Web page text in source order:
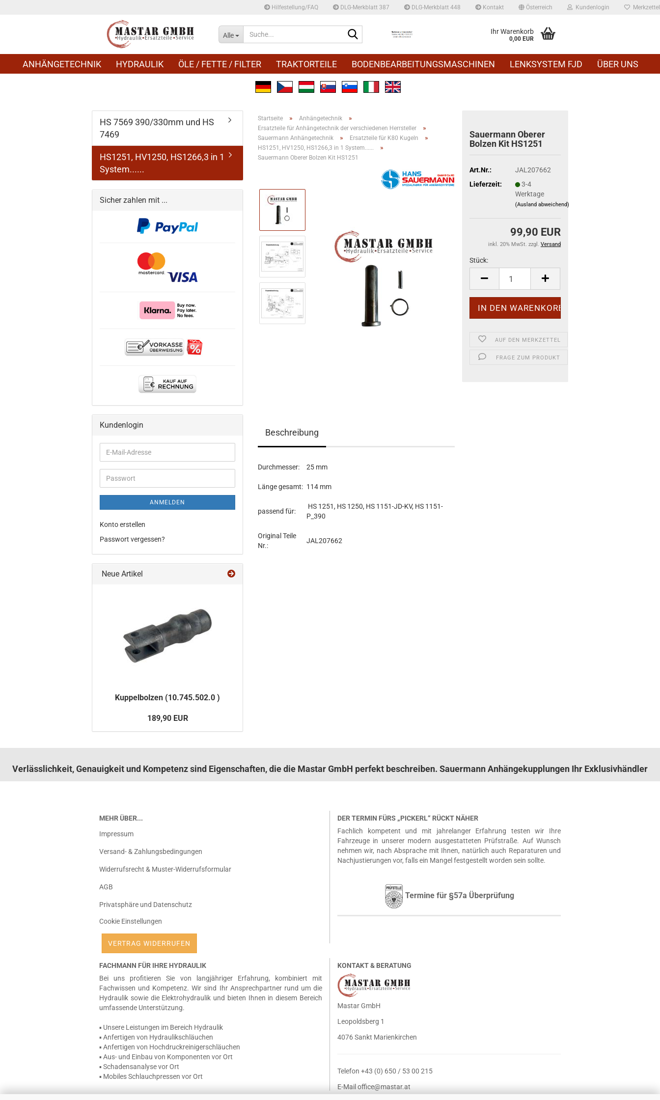
Hilfestellung/FAQ DLG-Merkblatt 387 DLG-Merkblatt 448 Kontakt Österreich Kundenlogin Merkzettel
Alle Ihr Warenkorb
0,00 EUR
ANHÄNGETECHNIK HYDRAULIK ÖLE / FETTE / FILTER TRAKTORTEILE BODENBEARBEITUNGSMASCHINEN LENKSYSTEM FJD ÜBER UNS
Startseite » Anhängetechnik »
Ersatzteile für Anhängetechnik der verschiedenen Herrsteller »
Sauermann Anhängetechnik » Ersatzteile für K80 Kugeln »
HS1251, HV1250, HS1266,3 in 1 System...... »
Sauermann Oberer Bolzen Kit HS1251
Sauer­mann Obe­rer
Bol­zen Kit HS1251
Art.Nr.:
JAL207662
Lieferzeit:
3-4
Werktage
(Ausland abweichend)
99,90 EUR
inkl. 20% MwSt. zzgl. Versand
Stück:
Stück
AUF DEN MERKZETTEL
FRAGE ZUM PRODUKT
Beschreibung
Durchmesser: 25 mm
Länge gesamt: 114 mm
passend für:
HS 1251, HS 1250, HS 1151-JD-KV, HS 1151-
P_390
Original Teile
Nr.:
JAL207662
HS 7569 390/330mm und HS
7469
HS1251, HV1250, HS1266,3 in 1
System......
Sicher zahlen mit ...
Kundenlogin
E-
Mail-
Adresse
Passwort
ANMELDEN
Konto erstellen
Passwort vergessen?
Neue Artikel
Kup­pel­bol­zen (10.745.502.0 )
189,90 EUR
Verlässlichkeit, Genauigkeit und Kompetenz sind Eigenschaften, die die Mastar GmbH perfekt beschreiben. Sauermann Anhängekupplungen Ihr Exklusivhändler
MEHR ÜBER...
Impressum
Versand- & Zahlungsbedingungen
Widerrufsrecht & Muster-Widerrufsformular
AGB
Privatsphäre und Datenschutz
Cookie Einstellungen
DER TERMIN FÜRS „PICKERL“ RÜCKT NÄHER
Fachlich kompetent und mit jahrelanger Erfahrung testen wir Ihre
Fahrzeuge in unserer modern ausgestatteten Prüfstraße. Auf Wunsch
nehmen wir, nach Absprache mit Ihnen, natürlich auch Reparaturen und
Nachjustierungen vor, falls ein Mangel festgestellt worden sein sollte.
Termine für §57a Überprüfung
FACHMANN FÜR IHRE HYDRAULIK
Bei uns profitieren Sie von langjähriger Erfahrung, kombiniert mit
Fachwissen und Kompetenz. Wir sind Ihr Ansprechpartner rund um die
Hydraulik sowie die Elektrohydraulik und bieten Ihnen in diesem Bereich
umfassende Unterstützung.
▪ Unsere Leistungen im Bereich Hydraulik
▪ Anfertigen von Hydraulikschläuchen
▪ Anfertigen von Hochdruckreinigerschläuchen
▪ Aus- und Einbau von Komponenten vor Ort
▪ Schadensanalyse vor Ort
▪ Mobiles Schlauchpressen vor Ort
KONTAKT & BERATUNG
Mastar GmbH
Leopoldsberg 1
4076 Sankt Marienkirchen
Telefon +43 (0) 650 / 53 00 215
E-Mailoffice@mastar.at
VERTRAG WIDERRUFEN